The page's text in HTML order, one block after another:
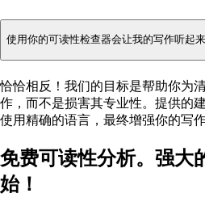
使用你的可读性检查器会让我的写作听起
恰恰相反！我们的目标是帮助你为
作，而不是损害其专业性。提供的
使用精确的语言，最终增强你的写作
免费可读性分析。强大
始！